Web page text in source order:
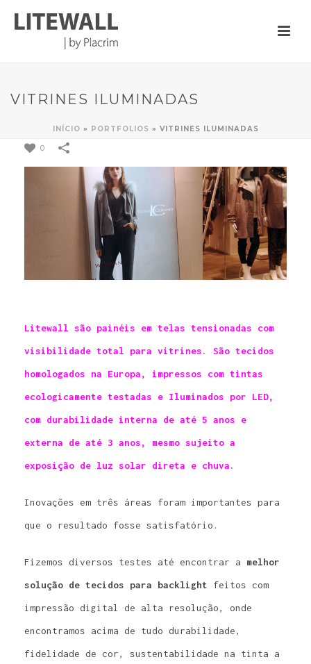
VITRINES ILUMINADAS
INÍCIO » PORTFOLIOS » VITRINES ILUMINADAS
0
Litewall são painéis em telas tensionadas com
visibilidade total para vitrines. São tecidos
homologados na Europa, impressos com tintas
ecologicamente testadas e Iluminados por LED,
com durabilidade interna de até 5 anos e
externa de até 3 anos, mesmo sujeito a
exposição de luz solar direta e chuva.
Inovações em três áreas foram importantes para
que o resultado fosse satisfatório.
Fizemos diversos testes até encontrar a melhor
solução de tecidos para backlight feitos com
impressão digital de alta resolução, onde
encontramos acima de tudo durabilidade,
fidelidade de cor, sustentabilidade na tinta a